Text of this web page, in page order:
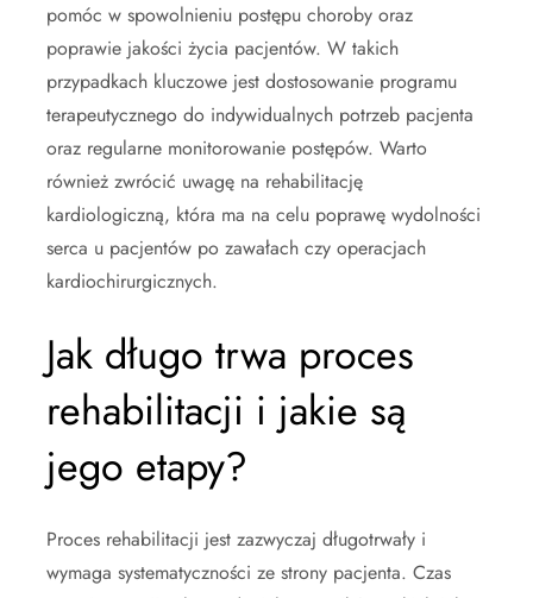
pomóc w spowolnieniu postępu choroby oraz
poprawie jakości życia pacjentów. W takich
przypadkach kluczowe jest dostosowanie programu
terapeutycznego do indywidualnych potrzeb pacjenta
oraz regularne monitorowanie postępów. Warto
również zwrócić uwagę na rehabilitację
kardiologiczną, która ma na celu poprawę wydolności
serca u pacjentów po zawałach czy operacjach
kardiochirurgicznych.
Jak długo trwa proces
rehabilitacji i jakie są
jego etapy?
Proces rehabilitacji jest zazwyczaj długotrwały i
wymaga systematyczności ze strony pacjenta. Czas